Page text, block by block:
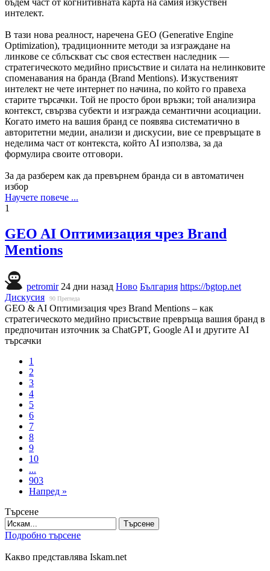
интелект.
В тази нова реалност, наречена GEO (Generative Engine
Optimization), традиционните методи за изграждане на
линкове се сблъскват със своя естествен наследник —
стратегическото медийно присъствие и силата на нелинковите
споменавания на бранда (Brand Mentions). Изкуственият
интелект не чете интернет по начина, по който го правеха
старите търсачки. Той не просто брои връзки; той анализира
контекст, свързва субекти и изгражда семантични асоциации.
Когато името на вашия бранд се появява систематично в
авторитетни медии, анализи и дискусии, вие се превръщате в
неделима част от контекста, който AI използва, за да
формулира своите отговори.
За да разберем как да превърнем бранда си в автоматичен
избор
Научете повече ...
1
GEO AI Оптимизация чрез Brand
Mentions
petromir 24 дни назад Ново България https://bgtop.net
Дискусия
90 Прегледа
GEO & AI Оптимизация чрез Brand Mentions – как
стратегическото медийно присъствие превръща вашия бранд в
предпочитан източник за ChatGPT, Google AI и другите AI
търсачки
1
2
3
4
5
6
7
8
9
10
...
903
Напред »
Търсене
Търсене
Подробно търсене
Какво представлява Iskam.net